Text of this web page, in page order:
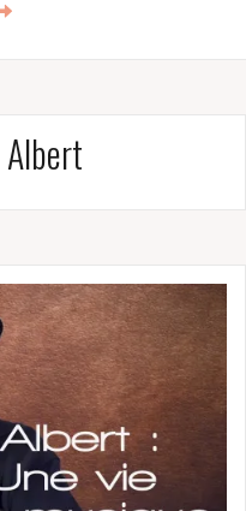
Albert